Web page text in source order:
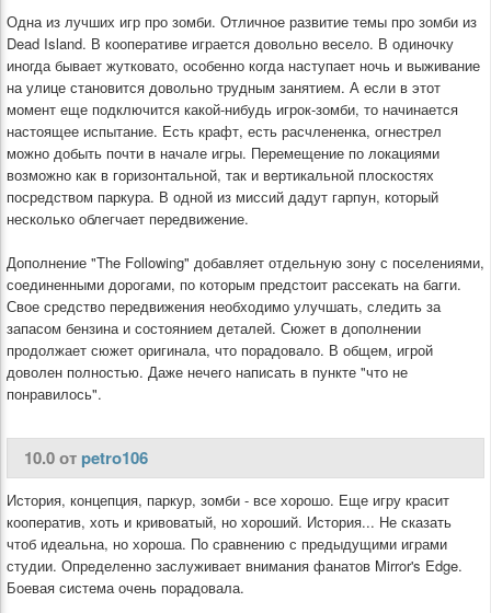
Одна из лучших игр про зомби. Отличное развитие темы про зомби из
Dead Island. В кооперативе играется довольно весело. В одиночку
иногда бывает жутковато, особенно когда наступает ночь и выживание
на улице становится довольно трудным занятием. А если в этот
момент еще подключится какой-нибудь игрок-зомби, то начинается
настоящее испытание. Есть крафт, есть расчлененка, огнестрел
можно добыть почти в начале игры. Перемещение по локациями
возможно как в горизонтальной, так и вертикальной плоскостях
посредством паркура. В одной из миссий дадут гарпун, который
несколько облегчает передвижение.
Дополнение "The Following" добавляет отдельную зону с поселениями,
соединенными дорогами, по которым предстоит рассекать на багги.
Свое средство передвижения необходимо улучшать, следить за
запасом бензина и состоянием деталей. Сюжет в дополнении
продолжает сюжет оригинала, что порадовало. В общем, игрой
доволен полностью. Даже нечего написать в пункте "что не
понравилось".
10.0 от petro106
История, концепция, паркур, зомби - все хорошо. Еще игру красит
кооператив, хоть и кривоватый, но хороший. История... Не сказать
чтоб идеальна, но хороша. По сравнению с предыдущими играми
студии. Определенно заслуживает внимания фанатов Mirror's Edge.
Боевая система очень порадовала.